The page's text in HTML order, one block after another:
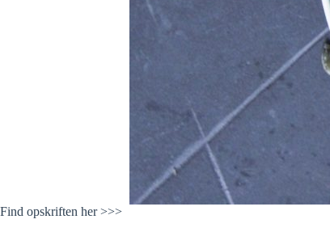
Find opskriften her >>>